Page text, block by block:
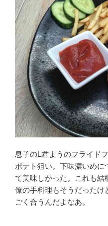
息子のL君ようのフライド
ポテト狙い。下味濃いめに
て美味しかった。これも
僚の手料理もそうだったけ
ごく合うんだよなあ。